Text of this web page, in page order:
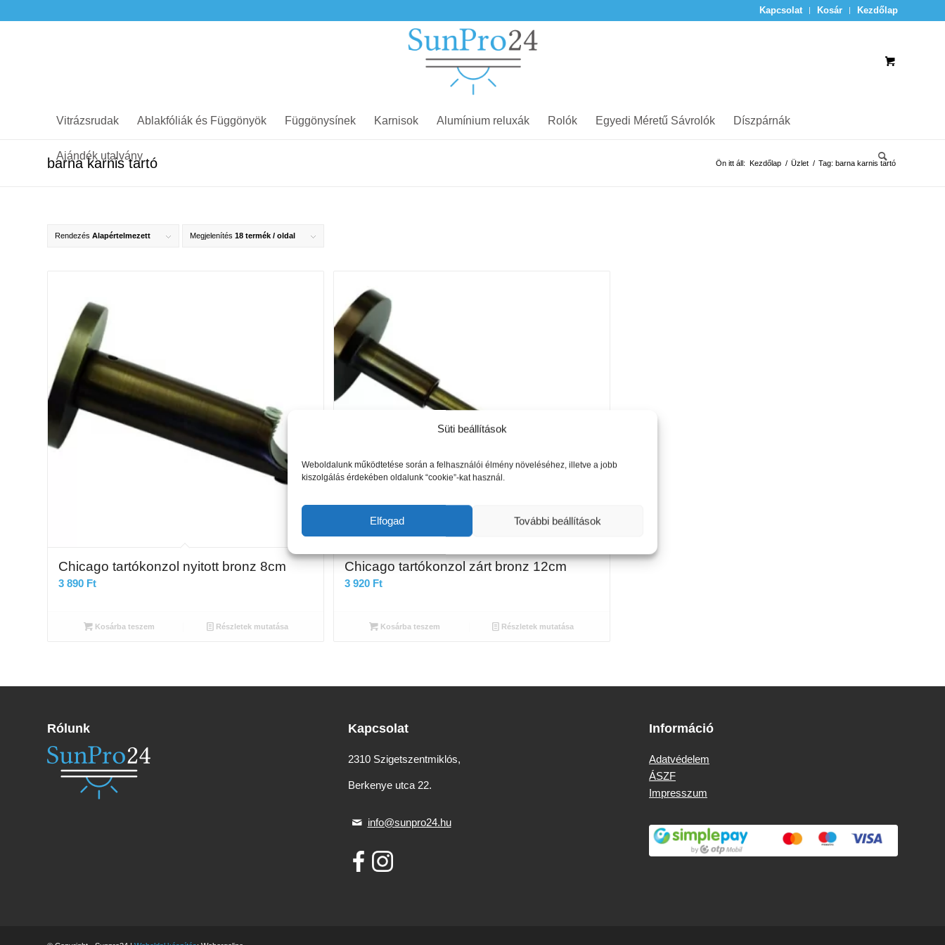
Süti beállítások
Weboldalunk működtetése során a felhasználói élmény növeléséhez, illetve a jobb
kiszolgálás érdekében oldalunk “cookie”-kat használ.
Elfogad További beállítások
Kapcsolat Kosár Kezdőlap
Vitrázsrudak Ablakfóliák és Függönyök Függönysínek Karnisok Alumínium reluxák Rolók Egyedi Méretű Sávrolók Díszpárnák
Ajándék utalvány
barna karnis tartó Ön itt áll: Kezdőlap / Üzlet / Tag: barna karnis tartó
Rendezés Alapértelmezett Megjelenítés 18 termék / oldal
Chicago tartókonzol nyitott bronz 8cm
3 890 Ft
Kosárba teszem Részletek mutatása
Chicago tartókonzol zárt bronz 12cm
3 920 Ft
Kosárba teszem Részletek mutatása
Rólunk Kapcsolat
2310 Szigetszentmiklós,
Berkenye utca 22.
info@sunpro24.hu
Információ
Adatvédelem
ÁSZF
Impresszum